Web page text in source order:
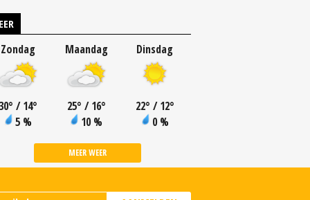
Zondag
° / 14°
5 %
Maandag
25° / 16°
10 %
Dinsdag
22° / 12°
0 %
MEER WEER